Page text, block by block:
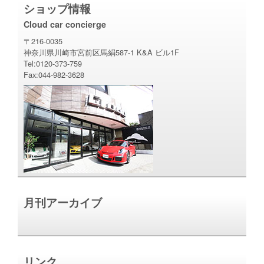
ショップ情報
Cloud car concierge
〒216-0035
神奈川県川崎市宮前区馬絹587-1 K&A ビル1F
Tel:0120-373-759
Fax:044-982-3628
月刊アーカイブ